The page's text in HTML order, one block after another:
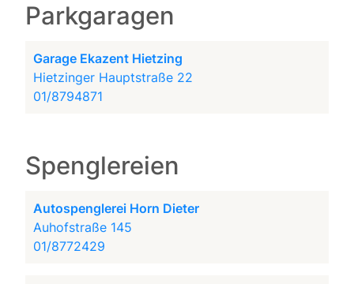
Parkgaragen
Garage Ekazent Hietzing
Hietzinger Hauptstraße 22
01/8794871
Spenglereien
Autospenglerei Horn Dieter
Auhofstraße 145
01/8772429